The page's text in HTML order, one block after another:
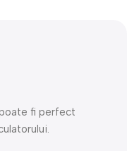
fi perfect